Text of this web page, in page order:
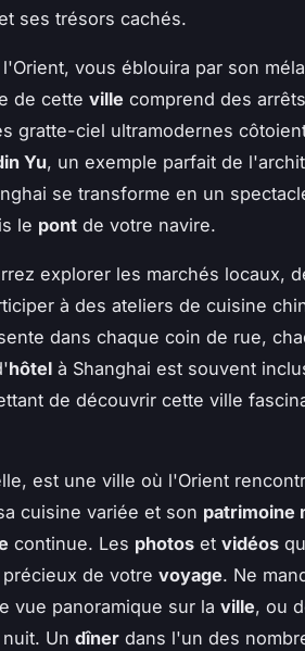
ses trésors cachés.
vous éblouira par son
de cette ville comprend des
gratte-ciel ultramodernes
Yu, un exemple parfait de
se transforme en un
le pont de votre navire.
explorer les marchés locaux,
à des ateliers de cuisine
dans chaque coin de rue,
hôtel à Shanghai est souvent
de découvrir cette ville
est une ville où l'Orient
cuisine variée et son patrimoine
continue. Les photos et vidéos
de votre voyage. Ne
vue panoramique sur la ville, ou
Un dîner dans l'un des